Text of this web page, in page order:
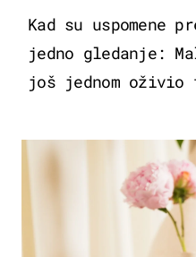
Kad su uspomene
jedno gledanje:
još jednom
MODA & LJEPOTA